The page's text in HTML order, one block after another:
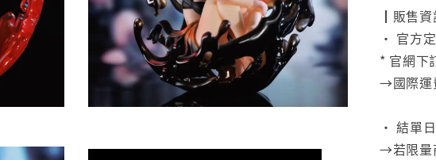
┃販售資
• 官方
* 官網下
→國際運
• 結單
→若限量